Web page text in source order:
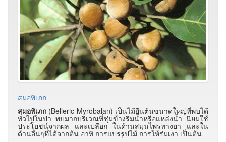
สมอพิเภก
สมอพิเภก (Belleric Myrobalan) เป็นไม้ยืนต้นขนาดใหญ่ที่พบได้
ทั่วไปในป่า พบมากบริเวณที่ชุ่มข้างริมน้ำหรือแหล่งน้ำ นิยมใช้
ประโยชน์จากผล และเปลือก ในด้านสมุนไพรทางยา และใน
ด้านอื่นๆที่ได้จากต้น อาทิ การแปรรูปไม้ การให้ร่มเงา เป็นต้น